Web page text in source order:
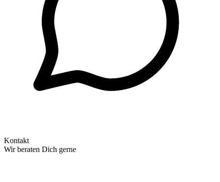
Kontakt
Wir beraten Dich gerne